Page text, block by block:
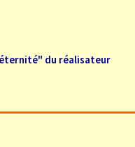
du réalisateur